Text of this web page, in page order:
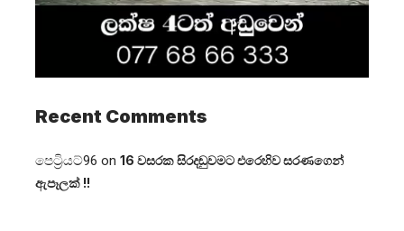
Recent Comments
පෙට්‍රියට්96 on 16 වසරක සිරදඬුවමට එරෙහිව සරණගෙන්
ඇපෑලක් !!